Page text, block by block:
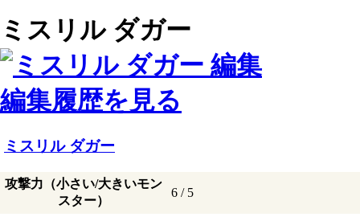
ミスリル ダガー
編集履歴を見る
ミスリル ダガー
攻撃力（小さい/大きいモン
スター）
6 / 5